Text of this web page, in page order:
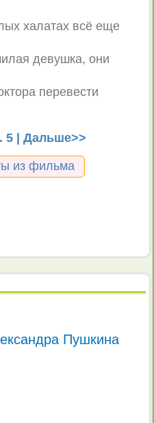
халатах всё еще
девушка, они
перевести
5 | Дальше>>
из фильма
Пушкина